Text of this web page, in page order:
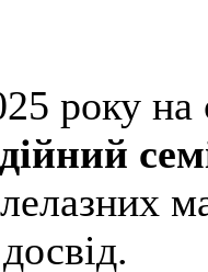
року